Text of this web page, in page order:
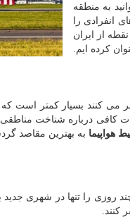
به منطقه
انفرادی را
از ایران
کرده ایم.
می کنند بسیار کمتر
درباره شناخت مناطقی
هواپیما به بهترین مقاصد
روزی را تنها در شهری
کنند.